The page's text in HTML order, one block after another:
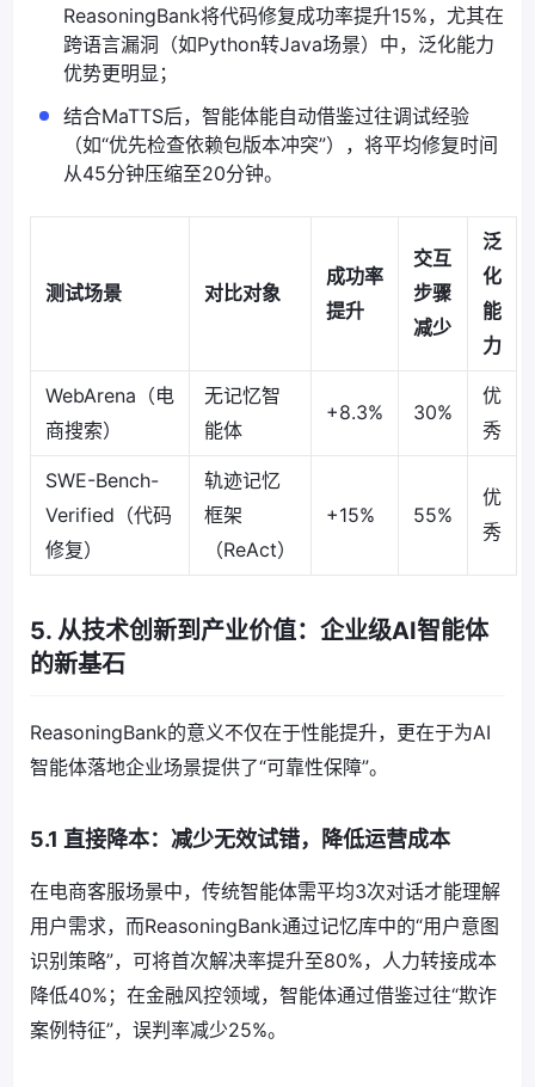
ReasoningBank将代码修复成功率提升15%，尤其在
跨语言漏洞（如Python转Java场景）中，泛化能力
优势更明显；
结合MaTTS后，智能体能自动借鉴过往调试经验
（如“优先检查依赖包版本冲突”），将平均修复时间
从45分钟压缩至20分钟。
测试场景 对比对象
成功率
提升
交互
步骤
减少
泛
化
能
力
WebArena（电
商搜索）
无记忆智
能体
+8.3% 30%
优
秀
SWE-Bench-
Verified（代码
修复）
轨迹记忆
框架
（ReAct）
+15% 55%
优
秀
5. 从技术创新到产业价值：企业级AI智能体
的新基石
ReasoningBank的意义不仅在于性能提升，更在于为AI
智能体落地企业场景提供了“可靠性保障”。
5.1 直接降本：减少无效试错，降低运营成本
在电商客服场景中，传统智能体需平均3次对话才能理解
用户需求，而ReasoningBank通过记忆库中的“用户意图
识别策略”，可将首次解决率提升至80%，人力转接成本
降低40%；在金融风控领域，智能体通过借鉴过往“欺诈
案例特征”，误判率减少25%。